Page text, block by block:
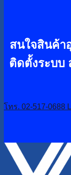
สนใจสินค้า
ติดตั้งระบบ
โทร. 02-517-0688